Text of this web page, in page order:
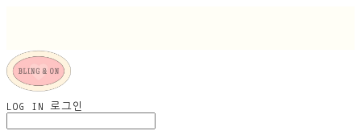
LOG IN 로그인